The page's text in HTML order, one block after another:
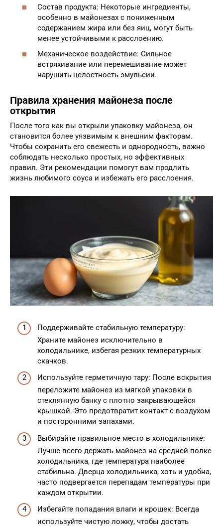
Состав продукта: Некоторые ингредиенты,
особенно в майонезах с пониженным
содержанием жира или без яиц, могут быть
менее устойчивыми к расслоению.
Механическое воздействие: Сильное
встряхивание или перемешивание может
нарушить целостность эмульсии.
Правила хранения майонеза после
открытия
После того как вы открыли упаковку майонеза, он
становится более уязвимым к внешним факторам.
Чтобы сохранить его свежесть и однородность, важно
соблюдать несколько простых, но эффективных
правил. Эти рекомендации помогут вам продлить
жизнь любимого соуса и избежать его расслоения.
Поддерживайте стабильную температуру:
Храните майонез исключительно в
холодильнике, избегая резких температурных
скачков.
Используйте герметичную тару: После вскрытия
переложите майонез из мягкой упаковки в
стеклянную банку с плотно закрывающейся
крышкой. Это предотвратит контакт с воздухом
и посторонними запахами.
Выбирайте правильное место в холодильнике:
Лучше всего держать майонез на средней полке
холодильника, где температура наиболее
стабильна. Дверца холодильника, хоть и удобна,
часто подвергается перепадам температуры при
каждом открытии.
Избегайте попадания влаги и крошек: Всегда
используйте чистую ложку, чтобы достать